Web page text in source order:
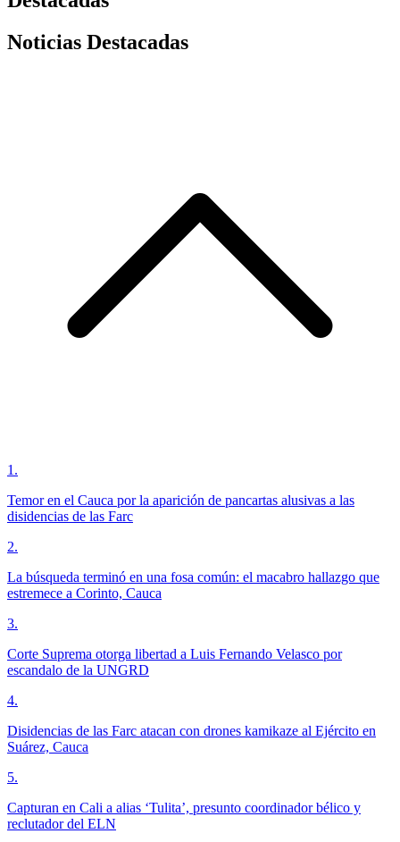
Noticias Destacadas
1 .
Temor en el Cauca por la aparición de pancartas alusivas a las
disidencias de las Farc
2.
La búsqueda terminó en una fosa común: el macabro hallazgo que
estremece a Corinto, Cauca
3.
Corte Suprema otorga libertad a Luis Fernando Velasco por
escandalo de la UNGRD
4.
Disidencias de las Farc atacan con drones kamikaze al Ejército en
Suárez, Cauca
5.
Capturan en Cali a alias ‘Tulita’, presunto coordinador bélico y
reclutador del ELN